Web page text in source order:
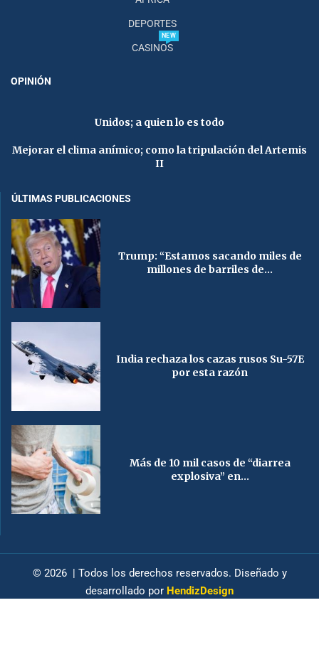
DEPORTES
CASINOS
NEW
OPINIÓN
Unidos; a quien lo es todo
Mejorar el clima anímico; como la tripulación del Artemis
II
ÚLTIMAS PUBLICACIONES
Trump: “Estamos sacando miles de
millones de barriles de...
India rechaza los cazas rusos Su-57E
por esta razón
Más de 10 mil casos de “diarrea
explosiva” en...
© 2026 | Todos los derechos reservados. Diseñado y
desarrollado por HendizDesign